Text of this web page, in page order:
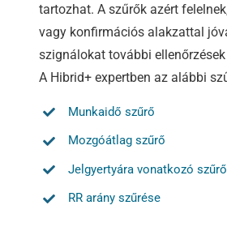
tartozhat. A szűrők azért
vagy konfirmációs alakzattal
szignálokat további
A Hibrid+ expertben az alábbi
Munkaidő szűrő
Mozgóátlag szűrő
Jelgyertyára vonatkozó szűrő
RR arány szűrése